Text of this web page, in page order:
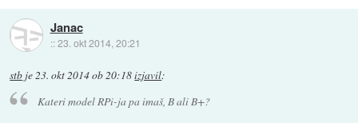
Janac
::23. okt 2014, 20:21
stb je23. okt 2014 ob 20:18izjavil:
Kateri model RPi-ja pa imaš, B ali B+?